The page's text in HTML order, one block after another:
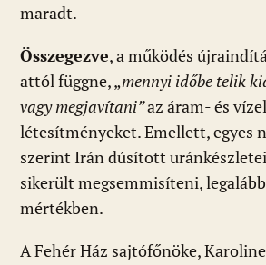
maradt.
Összegezve, a működés
attól függne, „mennyi időbe telik
vagy megjavítani”az áram- és
létesítményeket. Emellett, egyes
szerint Irán dúsított
sikerült megsemmisíteni,
mértékben.
A Fehér Ház sajtófőnöke,